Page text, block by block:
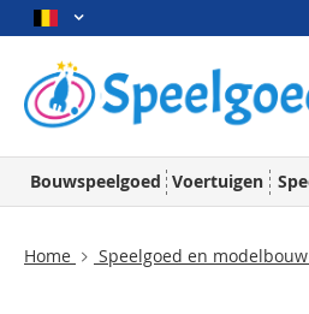
Bouwspeelgoed Voertuigen
Home Speelgoed en modelbouw